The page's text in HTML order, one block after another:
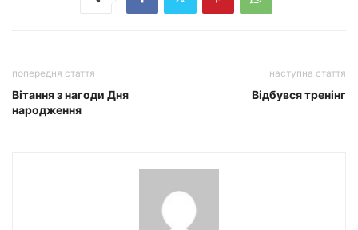
попередня стаття
Вітання з нагоди Дня
народження
наступна стаття
Відбувся тренінг